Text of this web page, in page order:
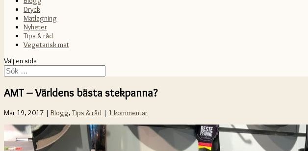
Dryck
Matlagning
Nyheter
Tips & råd
Vegetarisk mat
Välj en sida
AMT – Världens bästa stekpanna?
Mar 19, 2017 | Blogg, Tips & råd | 1 kommentar